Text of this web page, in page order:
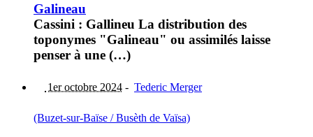
Galineau
Cassini : Gallineu La distribution des
toponymes "Galineau" ou assimilés laisse
penser à une (…)
1er octobre 2024 - Tederic Merger
(Buzet-sur-Baïse / Busèth de Vaïsa)